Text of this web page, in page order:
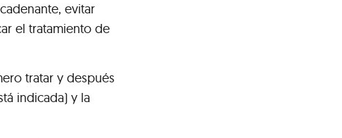
evitar
el tratamiento de
tratar y después
indicada) y la